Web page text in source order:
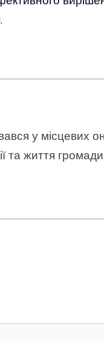
у місцевих
та життя громади.